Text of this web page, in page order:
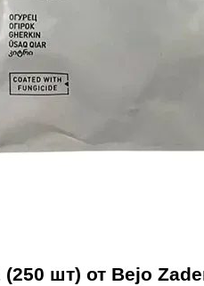
шт) от Bejo